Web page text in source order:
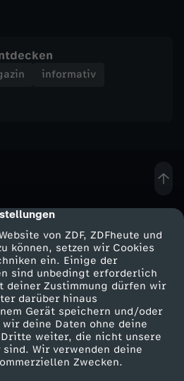
von ZDF, ZDFheute und
können, setzen wir Cookies
ein. Einige der
sind unbedingt erforderlich
deiner Zustimmung dürfen wir
darüber hinaus
Gerät speichern und/oder
deine Daten ohne deine
weiter, die nicht unsere
Wir verwenden deine
Zwecken.
informativ
Service
ZDFmitreden
Kontakt zum ZDF
Tickets